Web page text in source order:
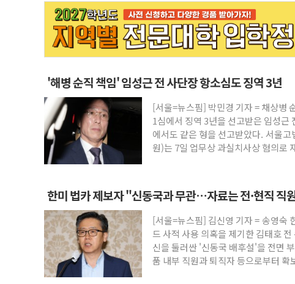
'해병 순직 책임' 임성근 전 사단장 항소심도 징역 3년
[서울=뉴스핌] 박민경 기자 = 채상병
1심에서 징역 3년을 선고받은 임성근
에서도 같은 형을 선고받았다. 서울
원)는 7일 업무상 과실치사상 혐의로
한미 법카 제보자 "신동국과 무관…자료는 전·현직 직
[서울=뉴스핌] 김신영 기자 = 송영숙
드 사적 사용 의혹을 제기한 김태호
신을 둘러싼 '신동국 배후설'을 전면
품 내부 직원과 퇴직자 등으로부터 확